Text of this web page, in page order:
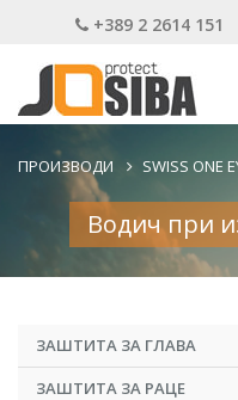
+389 2 2614 151
ПРОИЗВОДИ SWISS ONE
Водич при
ЗАШТИТА ЗА ГЛАВА
ЗАШТИТА ЗА РАЦЕ